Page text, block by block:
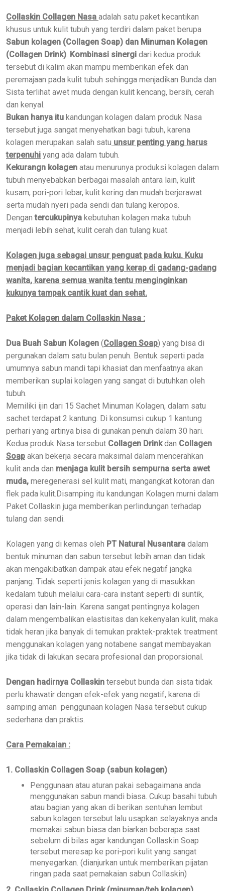
Collaskin Collagen Nasa adalah satu paket kecantikan
khusus untuk kulit tubuh yang terdiri dalam paket berupa
Sabun kolagen (Collagen Soap) dan Minuman Kolagen
(Collagen Drink) Kombinasi sinergi dari kedua produk
tersebut di kalim akan mampu memberikan efek dan
peremajaan pada kulit tubuh sehingga menjadikan Bunda dan
Sista terlihat awet muda dengan kulit kencang, bersih, cerah
dan kenyal.
Bukan hanya itu kandungan kolagen dalam produk Nasa
tersebut juga sangat menyehatkan bagi tubuh, karena
kolagen merupakan salah satu unsur penting yang harus
terpenuhi yang ada dalam tubuh.
Kekurangn kolagen atau menurunya produksi kolagen dalam
tubuh menyebabkan berbagai masalah antara lain, kulit
kusam, pori-pori lebar, kulit kering dan mudah berjerawat
serta mudah nyeri pada sendi dan tulang keropos.
Dengantercukupinya kebutuhan kolagen maka tubuh
menjadi lebih sehat, kulit cerah dan tulang kuat.
Kolagen juga sebagai unsur penguat pada kuku. Kuku
menjadi bagian kecantikan yang kerap di gadang-gadang
wanita, karena semua wanita tentu menginginkan
kukunya tampak cantik kuat dan sehat.
Paket Kolagen dalam Collaskin Nasa :
Dua Buah Sabun Kolagen (Collagen Soap) yang bisa di
pergunakan dalam satu bulan penuh. Bentuk seperti pada
umumnya sabun mandi tapi khasiat dan menfaatnya akan
memberikan suplai kolagen yang sangat di butuhkan oleh
tubuh.
Memiliki ijin dari 15 Sachet Minuman Kolagen, dalam satu
sachet terdapat 2 kantung. Di konsumsi cukup 1 kantung
perhari yang artinya bisa di gunakan penuh dalam 30 hari.
Kedua produk Nasa tersebut Collagen Drinkdan Collagen
Soap akan bekerja secara maksimal dalam mencerahkan
kulit anda dan menjaga kulit bersih sempurna serta awet
muda, meregenerasi sel kulit mati, mangangkat kotoran dan
flek pada kulit.Disamping itu kandungan Kolagen murni dalam
Paket Collaskin juga memberikan perlindungan terhadap
tulang dan sendi.
Kolagen yang di kemas oleh PT Natural Nusantara dalam
bentuk minuman dan sabun tersebut lebih aman dan tidak
akan mengakibatkan dampak atau efek negatif jangka
panjang. Tidak seperti jenis kolagen yang di masukkan
kedalam tubuh melalui cara-cara instant seperti di suntik,
operasi dan lain-lain. Karena sangat pentingnya kolagen
dalam mengembalikan elastisitas dan kekenyalan kulit, maka
tidak heran jika banyak di temukan praktek-praktek treatment
menggunakan kolagen yang notabene sangat membayakan
jika tidak di lakukan secara profesional dan proporsional.
Dengan hadirnya Collaskin tersebut bunda dan sista tidak
perlu khawatir dengan efek-efek yang negatif, karena di
samping aman penggunaan kolagen Nasa tersebut cukup
sederhana dan praktis.
Cara Pemakaian :
1. Collaskin Collagen Soap (sabun kolagen)
Penggunaan atau aturan pakai sebagaimana anda
menggunakan sabun mandi biasa. Cukup basahi tubuh
atau bagian yang akan di berikan sentuhan lembut
sabun kolagen tersebut lalu usapkan selayaknya anda
memakai sabun biasa dan biarkan beberapa saat
sebelum di bilas agar kandungan Collaskin Soap
tersebut meresap ke pori-pori kulit yang sangat
menyegarkan. (dianjurkan untuk memberikan pijatan
ringan pada saat pemakaian sabun Collaskin)